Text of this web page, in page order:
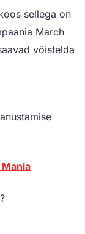
sellega on
March
võistelda